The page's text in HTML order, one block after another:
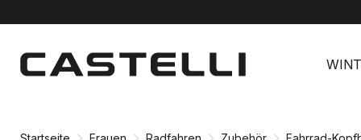
Inhalt
springen
Navigation
springen